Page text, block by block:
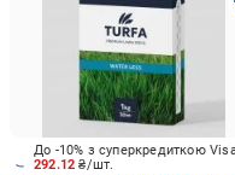
292.12₴/шт.